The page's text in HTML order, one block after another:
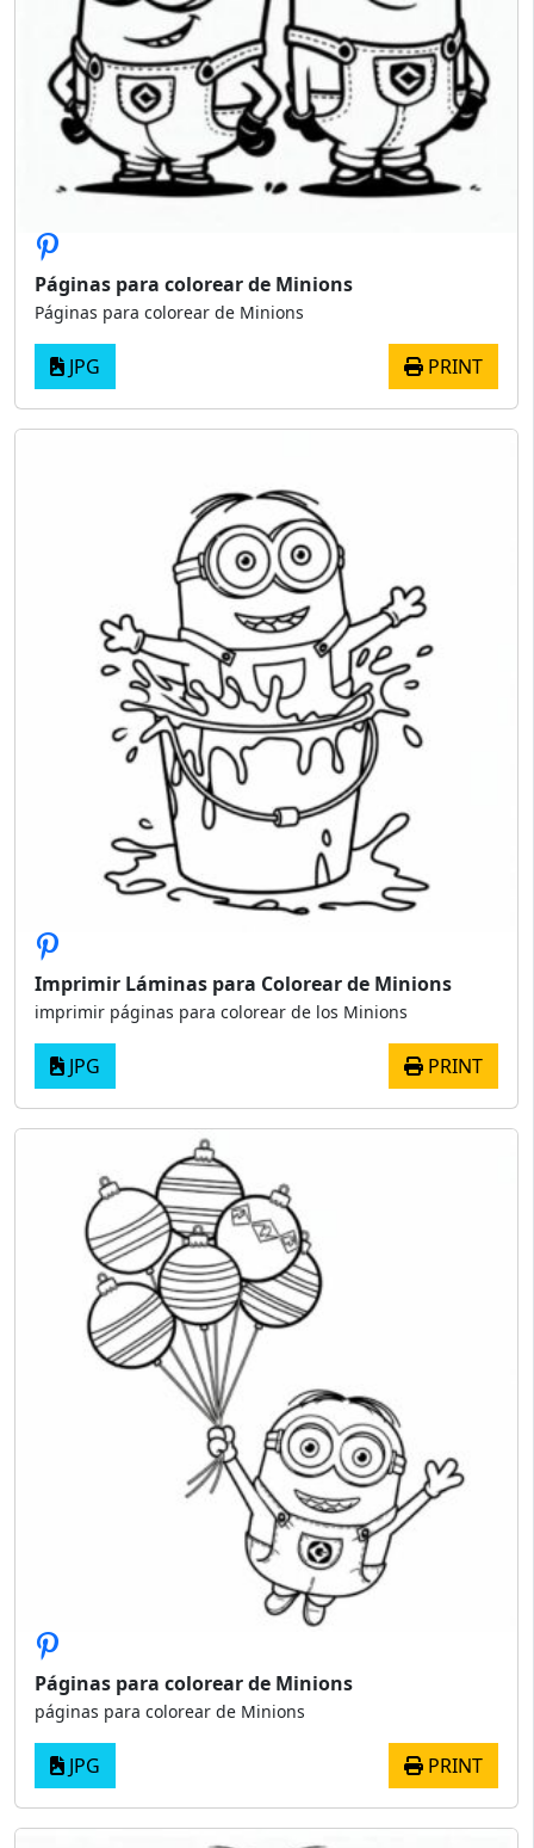
Páginas para colorear de Minions
Páginas para colorear de Minions
JPG PRINT
Imprimir Láminas para Colorear de Minions
imprimir páginas para colorear de los Minions
JPG PRINT
Páginas para colorear de Minions
páginas para colorear de Minions
JPG PRINT